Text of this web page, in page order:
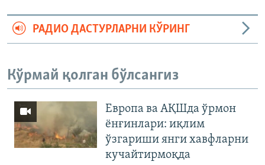
РАДИО ДАСТУРЛАРНИ КЎРИНГ
Кўрмай қолган бўлсангиз
Европа ва АҚШда ўрмон
ёнғинлари: иқлим
ўзгариши янги хавфларни
кучайтирмоқда